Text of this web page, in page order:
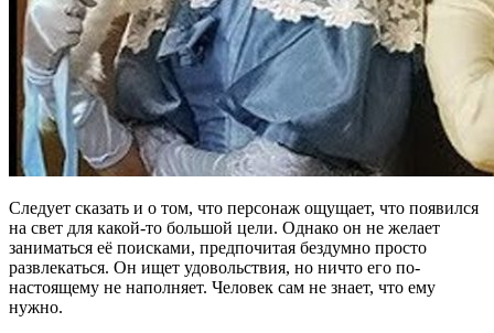
Следует сказать и о том, что персонаж ощущает, что появился
на свет для какой-то большой цели. Однако он не желает
заниматься её поисками, предпочитая бездумно просто
развлекаться. Он ищет удовольствия, но ничто его по-
настоящему не наполняет. Человек сам не знает, что ему
нужно.